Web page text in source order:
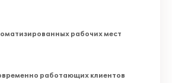
рабочих мест
работающих клиентов